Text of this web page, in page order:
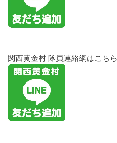
関西黄金村 隊員連絡網はこちら